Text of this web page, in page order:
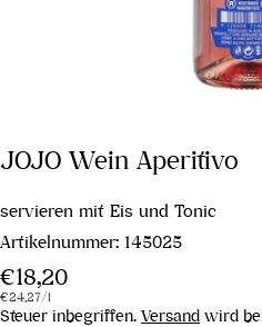
JOJO Wein Aperitivo
servieren mit Eis und Tonic
Artikelnummer: 145025
Regulärer
Preis
€18,20
Stückpreis
€24,27/pro
l
Steuer inbegriffen. Versand wird